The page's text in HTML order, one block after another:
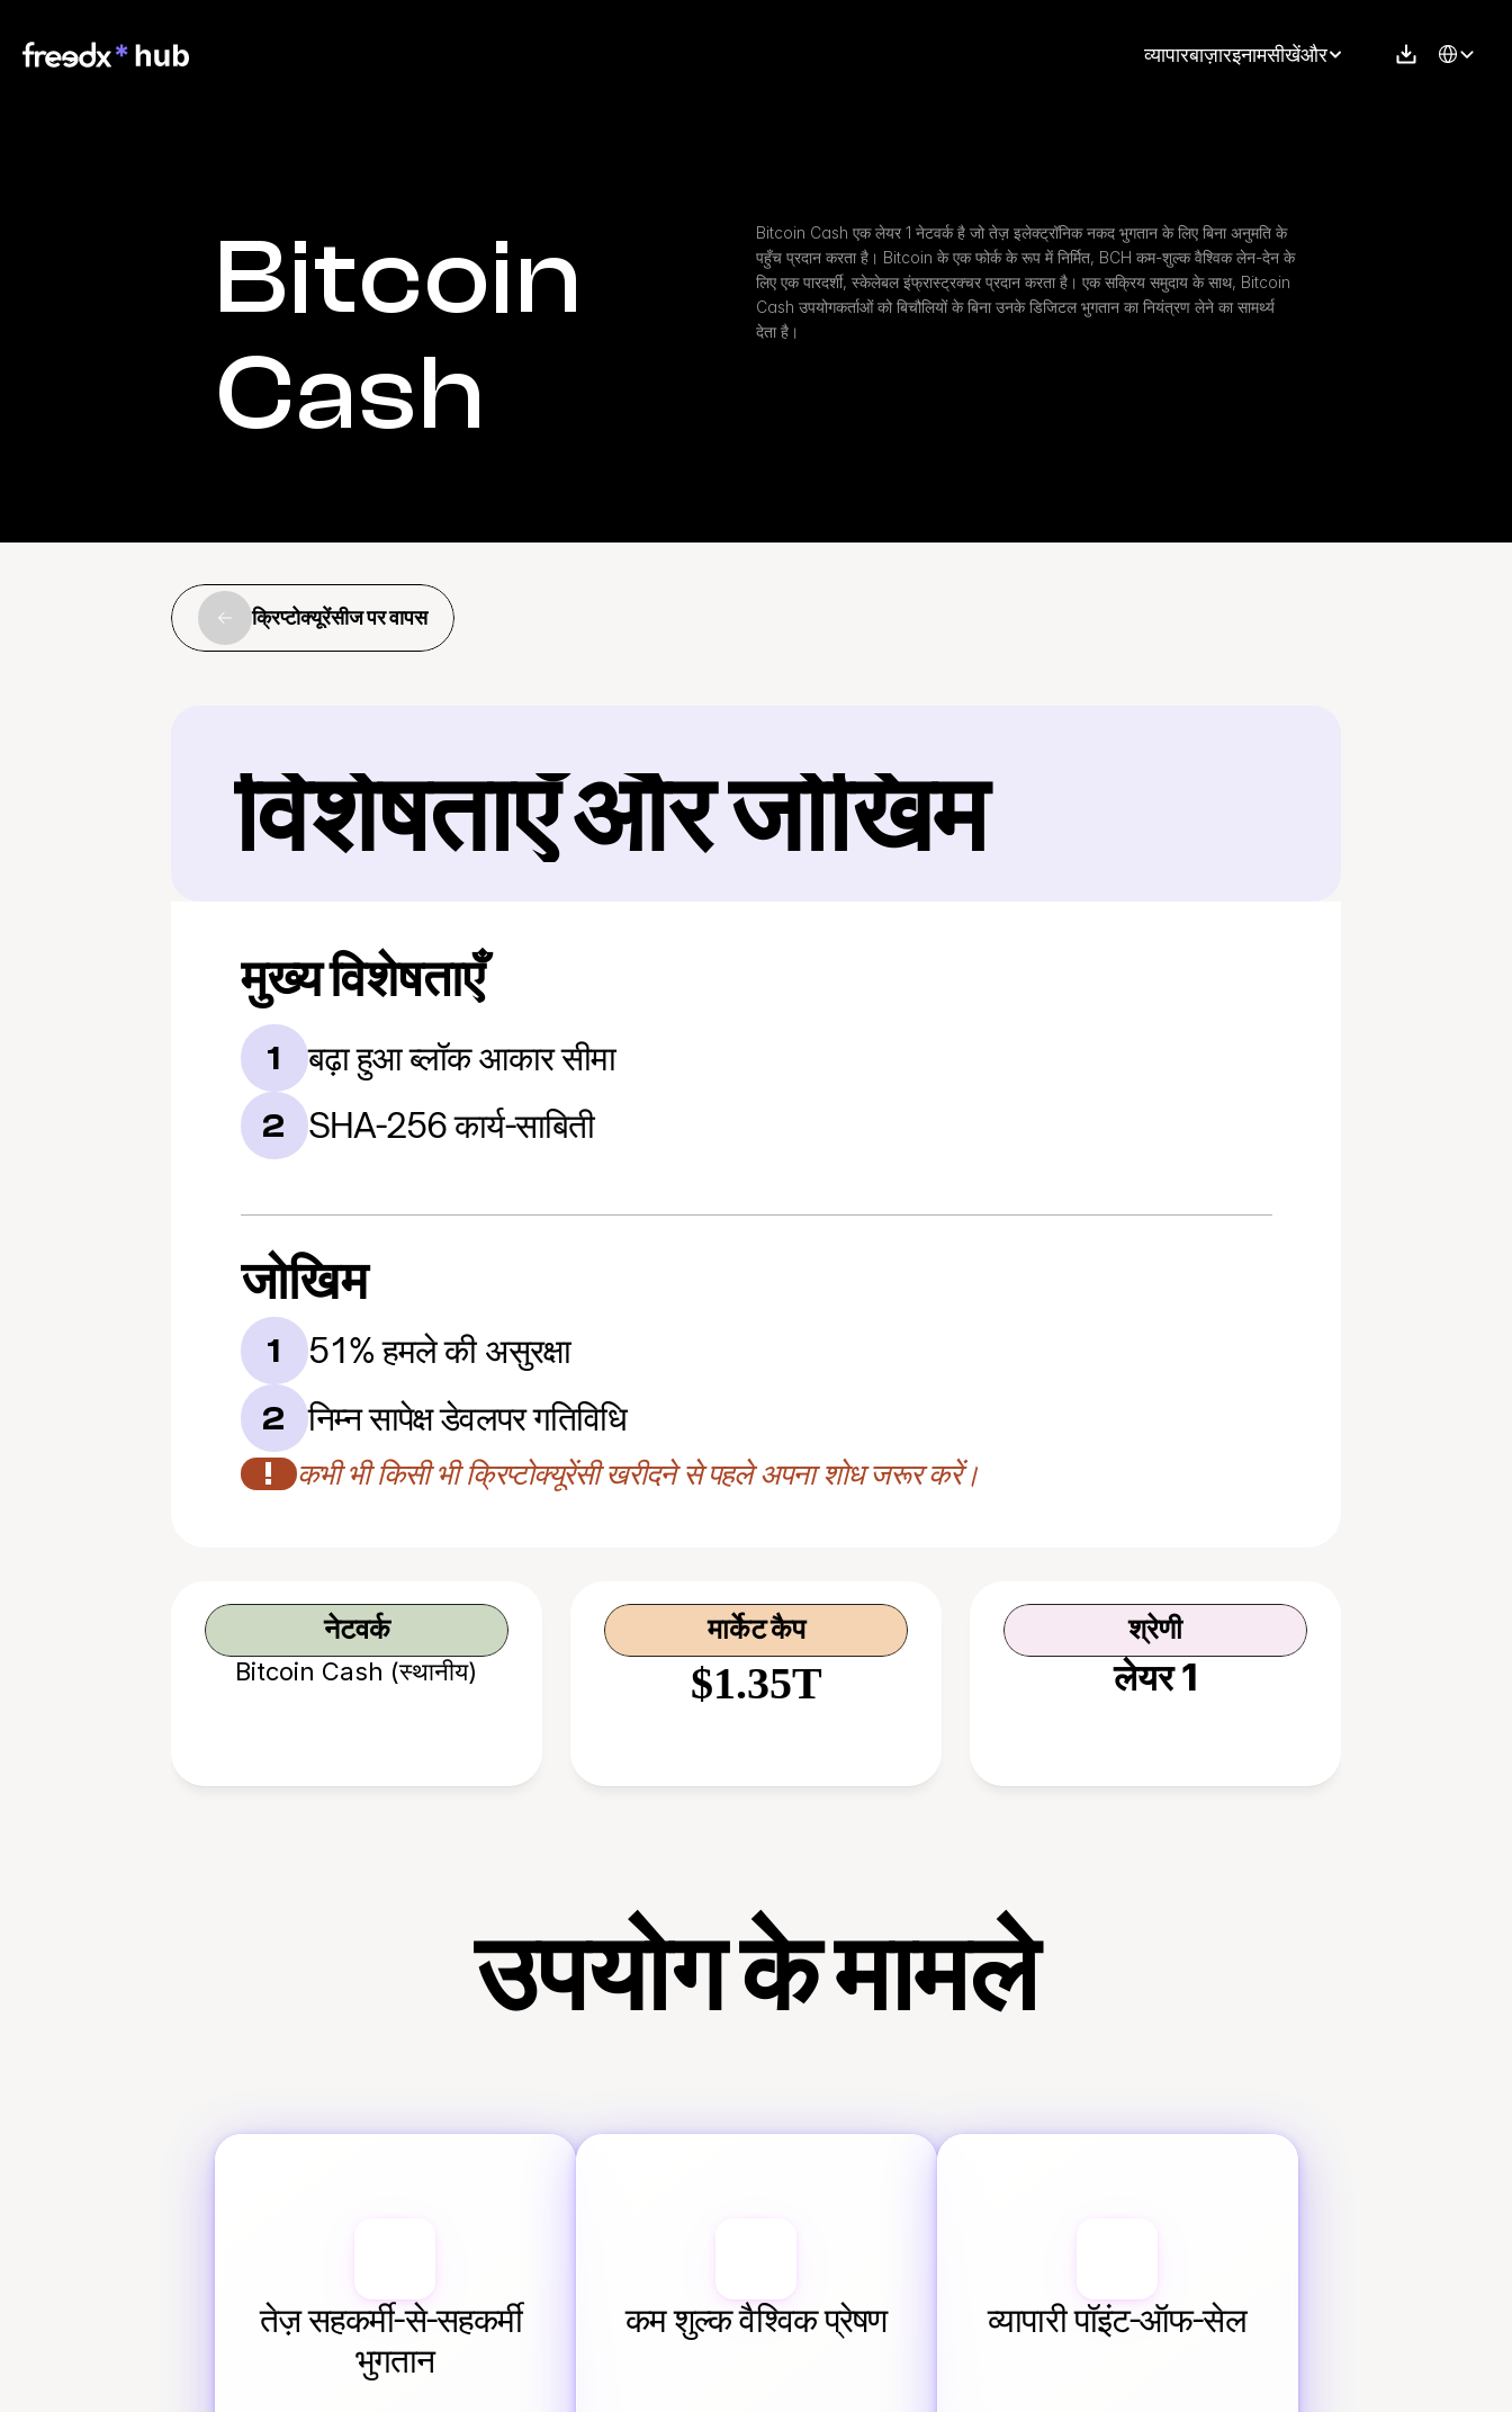
व्यापारबाज़ारइनामसीखेंऔर Select
Bitcoin
Cash
Bitcoin Cash एक लेयर 1 नेटवर्क है जो तेज़ इलेक्ट्रॉनिक नकद भुगतान के लिए बिना अनुमति के
पहुँच प्रदान करता है। Bitcoin के एक फोर्क के रूप में निर्मित, BCH कम-शुल्क वैश्विक लेन-देन के
लिए एक पारदर्शी, स्केलेबल इंफ्रास्ट्रक्चर प्रदान करता है। एक सक्रिय समुदाय के साथ, Bitcoin
Cash उपयोगकर्ताओं को बिचौलियों के बिना उनके डिजिटल भुगतान का नियंत्रण लेने का सामर्थ्य
देता है।
क्रिप्टोक्यूरेंसीज पर वापस
विशेषताएँ और जोखिम
मुख्य विशेषताएँ
1 बढ़ा हुआ ब्लॉक आकार सीमा
2 SHA-256 कार्य-साबिती
जोखिम
1 51% हमले की असुरक्षा
2 निम्न सापेक्ष डेवलपर गतिविधि
! कभी भी किसी भी क्रिप्टोक्यूरेंसी खरीदने से पहले अपना शोध जरूर करें।
नेटवर्क
Bitcoin Cash (स्थानीय)
मार्केट कैप
$1.35T
श्रेणी
लेयर 1
उपयोग के मामले
तेज़ सहकर्मी-से-सहकर्मी
भुगतान
कम शुल्क वैश्विक प्रेषण व्यापारी पॉइंट-ऑफ-सेल